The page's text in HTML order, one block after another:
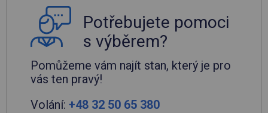
Potřebujete pomoci
s výběrem?
Pomůžeme vám najít stan, který je pro
vás ten pravý!
Volání: +48 32 50 65 380